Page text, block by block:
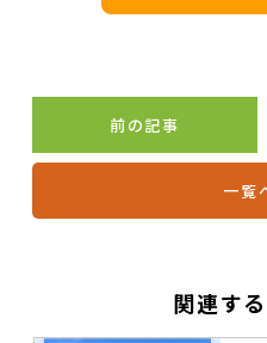
前の記事
一覧
関連す